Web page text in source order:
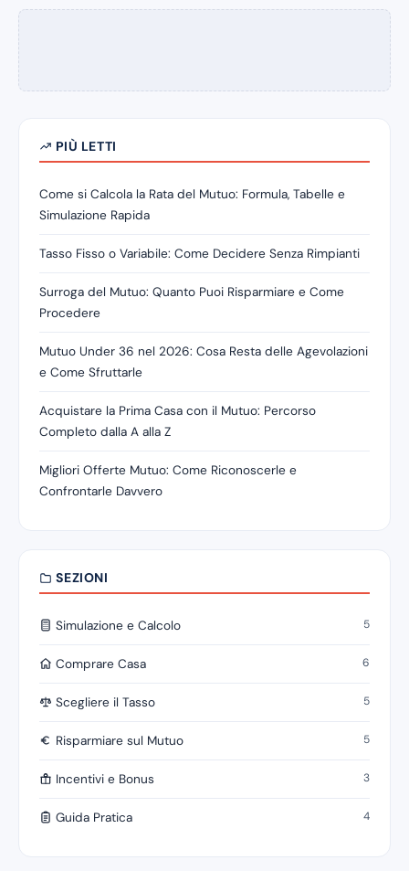
PIÙ LETTI
Come si Calcola la Rata del Mutuo: Formula, Tabelle e
Simulazione Rapida
Tasso Fisso o Variabile: Come Decidere Senza Rimpianti
Surroga del Mutuo: Quanto Puoi Risparmiare e Come
Procedere
Mutuo Under 36 nel 2026: Cosa Resta delle Agevolazioni
e Come Sfruttarle
Acquistare la Prima Casa con il Mutuo: Percorso
Completo dalla A alla Z
Migliori Offerte Mutuo: Come Riconoscerle e
Confrontarle Davvero
SEZIONI
Simulazione e Calcolo 5
Comprare Casa 6
Scegliere il Tasso 5
Risparmiare sul Mutuo 5
Incentivi e Bonus 3
Guida Pratica 4